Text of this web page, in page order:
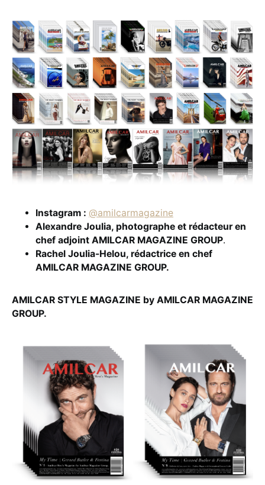
Instagram : @amilcarmagazine
Alexandre Joulia, photographe et rédacteur en
chef adjoint AMILCAR MAGAZINE GROUP.
Rachel Joulia-Helou, rédactrice en chef
AMILCAR MAGAZINE GROUP.
AMILCAR STYLE MAGAZINE by AMILCAR MAGAZINE
GROUP.